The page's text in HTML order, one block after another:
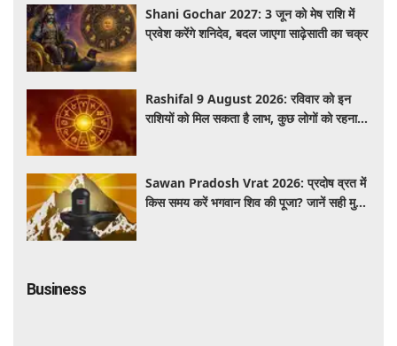
Shani Gochar 2027: 3 जून को मेष राशि में
प्रवेश करेंगे शनिदेव, बदल जाएगा साढ़ेसाती का चक्र
Rashifal 9 August 2026: रविवार को इन
राशियों को मिल सकता है लाभ, कुछ लोगों को रहना
Sawan Pradosh Vrat 2026: प्रदोष व्रत में
किस समय करें भगवान शिव की पूजा? जानें सही मुहूर्त
Business